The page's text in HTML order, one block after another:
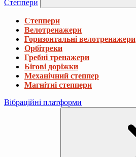
Степпери
Степпери
Велотренажери
Горизонтальні велотренажери
Орбітреки
Гребні тренажери
Бігові доріжки
Механічний степпер
Магнітні степпери
Вібраційні платформи